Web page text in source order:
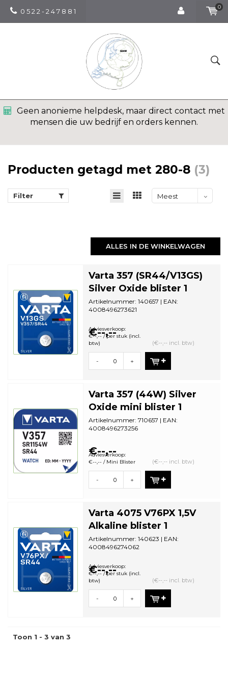
0 5 2 2 - 2 4 7 8 8 1
0
Geen anonieme helpdesk, maar direct contact met
mensen die uw bedrijf en orders kennen.
Producten getagd met 280-8 (3)
Filter
Meest
ALLES IN DE WINKELWAGEN
Varta 357 (SR44/V13GS)
Silver Oxide blister 1
Artikelnummer: 140657 | EAN:
4008496273621
bestelhoeveelheid: 10
€--,--
Adviesverkoop:
€--,-- / per stuk (incl.
btw)
(€--,-- incl. btw)
- +
Varta 357 (44W) Silver
Oxide mini blister 1
Artikelnummer: 710657 | EAN:
4008496273256
€--,--
Adviesverkoop:
€--,-- / Mini Blister
(€--,-- incl. btw)
- +
Varta 4075 V76PX 1,5V
Alkaline blister 1
Artikelnummer: 140623 | EAN:
4008496274062
bestelhoeveelheid: 1
€--,--
Adviesverkoop:
€--,-- / per stuk (incl.
btw)
(€--,-- incl. btw)
- +
Toon 1 - 3 van 3